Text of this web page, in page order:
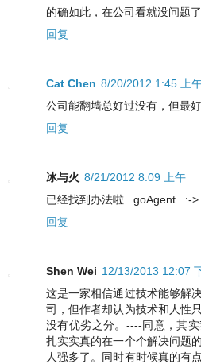
的确如此，在公司看就没问题
回复
Cat Chen 8/20/2012 1:45 上
公司能翻墙总好过没有，但最
回复
冰与火 8/21/2012 8:09 上午
已经找到办法啦...goAgent...:->
回复
Shen Wei 12/13/2013 12:07
这是一家相信通过技术能够解
司，但作者却认为技术和人性
没有优劣之分。----同意，其
扎实实真的在一个个解决问题
人强多了。同时有时候真的有